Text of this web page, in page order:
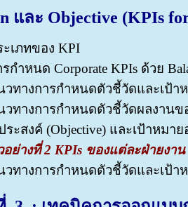
และ Objective (KPIs
ะเภทของ KPI
รกำหนด Corporate KPIs ด้วย
วทางการกำหนดตัวชี้วัดและเป้า
วทางการกำหนดตัวชี้วัดผลงานข
ระสงค์ (Objective) และเป้าหมาย
อย่างที่ 2 KPIs ของแต่ละฝ่ายงาน
วทางการกำหนดตัวชี้วัดและเป้า